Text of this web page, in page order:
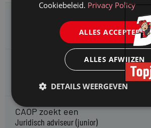
Jurist Arbeidsrecht
Gemeente Meppel zoekt een
CAOP zoekt een
Juridisch adviseur (junior)
Cookiebeleid. Privacy Policy
ALLES ACCEPTEREN
ALLES AFWIJZEN
DETAILS WEERGEVEN